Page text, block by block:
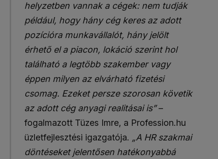
helyzetben vannak a cégek: nem tudják
például, hogy hány cég keres az adott
pozícióra munkavállalót, hány jelölt
érhető el a piacon, lokáció szerint hol
található a legtöbb szakember vagy
éppen milyen az elvárható fizetési
csomag. Ezeket persze szorosan követik
az adott cég anyagi realitásai is”–
fogalmazott Tüzes Imre, a Profession.hu
üzletfejlesztési igazgatója. „A HR szakmai
döntéseket jelentősen hatékonyabbá